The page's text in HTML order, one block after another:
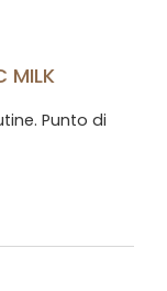
MILK
Punto di